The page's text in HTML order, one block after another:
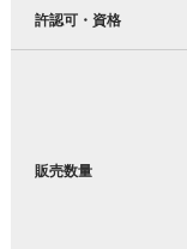
許認可・資格
販売数量